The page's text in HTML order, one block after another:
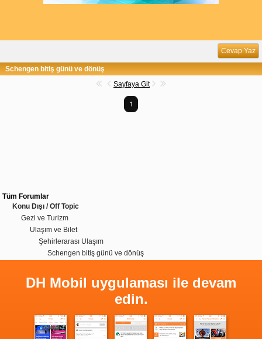
Cevap Yaz
Schengen bitiş günü ve dönüş
Sayfaya Git
1
Tüm Forumlar
Konu Dışı / Off Topic
Gezi ve Turizm
Ulaşım ve Bilet
Şehirlerarası Ulaşım
Schengen bitiş günü ve dönüş
DH Mobil uygulaması ile devam
edin.